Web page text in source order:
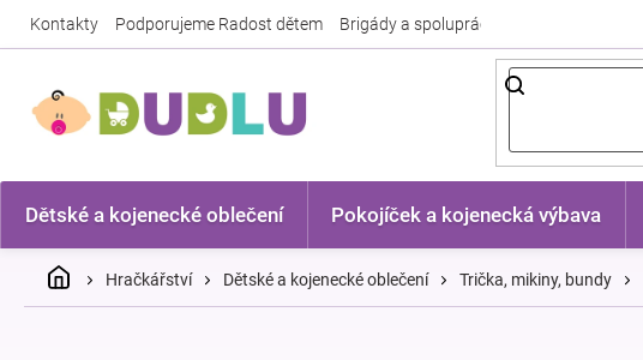
Kontakty Podporujeme Radost dětem Brigády a spolupráce
Dětské a kojenecké oblečení Pokojíček a kojenecká výbava
DomůHračkářství Dětské a kojenecké oblečení Trička, mikiny, bundy